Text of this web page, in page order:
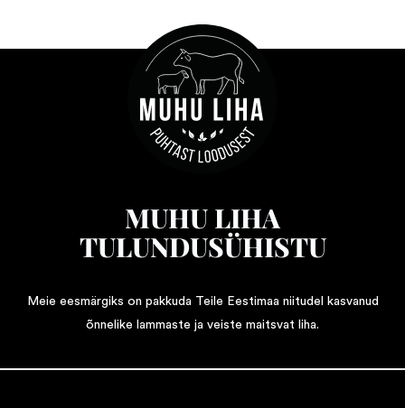
MUHU LIHA
TULUNDUSÜHISTU
Meie eesmärgiks on pakkuda Teile Eestimaa niitudel kasvanud
õnnelike lammaste ja veiste maitsvat liha.